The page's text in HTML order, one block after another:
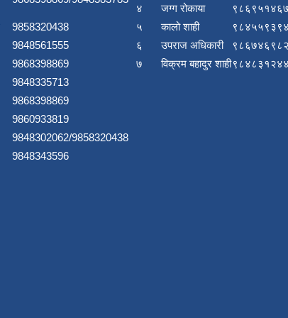
9858320438
9848561555
9868398869
9848335713
9868398869
9860933819
9848302062/9858320438
9848343596
४
जग्ग रोकाया
५
कालो शाही
६
उपराज अधिकारी
७
विक्रम बहादुर शाही